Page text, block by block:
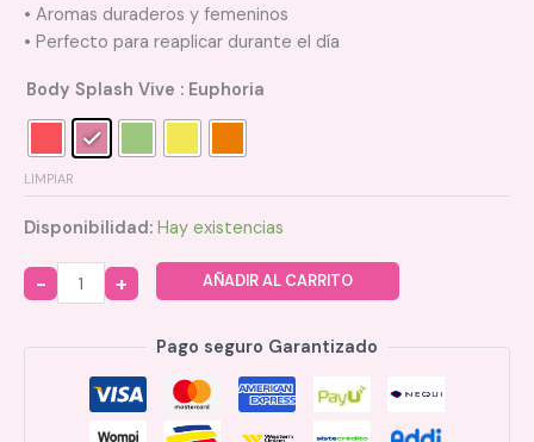
• Aromas duraderos y femeninos
• Perfecto para reaplicar durante el día
Body Splash Vive : Euphoria
LIMPIAR
Disponibilidad: Hay existencias
Quantity
AÑADIR AL CARRITO
Pago seguro Garantizado